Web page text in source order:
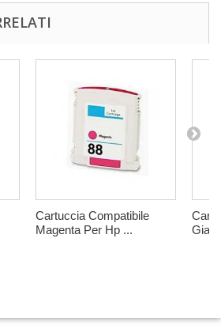
Cartuccia Compatibile
Magenta Per Hp ...